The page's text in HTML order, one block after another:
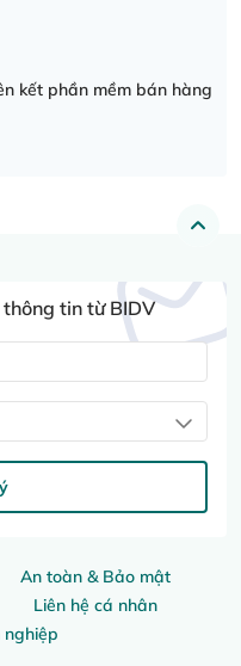
kết phần mềm bán hàng
An toàn & Bảo mật
Liên hệ cá nhân
nghiệp
tin từ BIDV